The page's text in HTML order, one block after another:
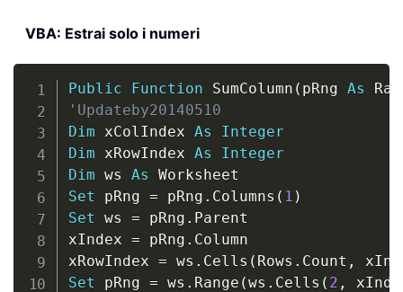
VBA: Estrai solo i numeri
Public Function SumColumn ( pRng As
'Updateby20140510
Dim xColIndex As
Integer
Dim xRowIndex As
Integer
Dim ws As
Set pRng = pRng . Columns ( 1 )
Set ws = pRng . Parent
xIndex = pRng . Column
xRowIndex = ws . Cells ( Rows . Count ,
Set pRng = ws . Range (ws . Cells ( 2 ,
Copy